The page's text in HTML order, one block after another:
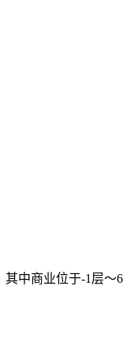
中商业位于-1层